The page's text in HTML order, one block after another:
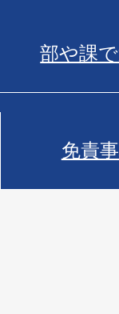
部や課
免責